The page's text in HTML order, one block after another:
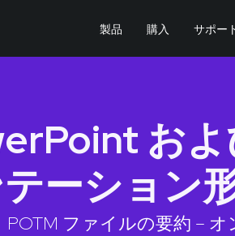
製品 購入 サポー
お
ーション
POTM ファイルの要約 –